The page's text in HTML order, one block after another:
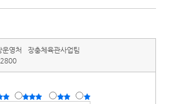
운영처
장충체육관사업팀